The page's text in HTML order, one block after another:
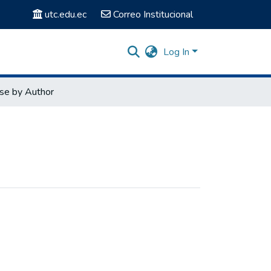
utc.edu.ec Correo Institucional
Log In
by Author